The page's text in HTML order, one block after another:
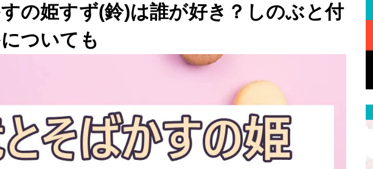
の姫すず(鈴)は誰が好き？しのぶと付
ついても